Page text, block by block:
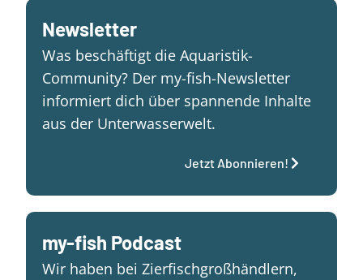
Newsletter
Was beschäftigt die Aquaristik-
Community? Der my-fish-Newsletter
informiert dich über spannende Inhalte
aus der Unterwasserwelt.
Jetzt Abonnieren!
my-fish Podcast
Wir haben bei Zierfischgroßhändlern,